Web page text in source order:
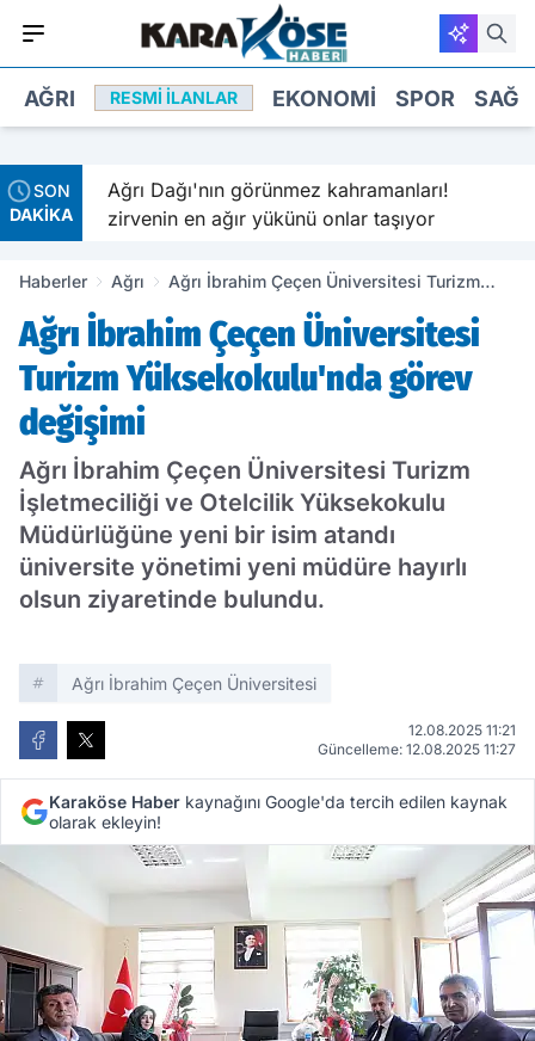
AĞRI RESMI İLANLAR EKONOMI SPOR
SON
DAKİKA
arada
Ağrı Dağı'nın görünmez kahramanları!
zirvenin en ağır yükünü onlar taşıyor
Haberler Ağrı
Ağrı İbrahim Çeçen Üniversitesi Turizm
Ağrı İbrahim Çeçen Üniversitesi
Turizm Yüksekokulu'nda görev
değişimi
Ağrı İbrahim Çeçen Üniversitesi Turizm
İşletmeciliği ve Otelcilik Yüksekokulu
Müdürlüğüne yeni bir isim atandı
üniversite yönetimi yeni müdüre hayırlı
olsun ziyaretinde bulundu.
Ağrı İbrahim Çeçen Üniversitesi
12.08.2025 11:21
Güncelleme: 12.08.2025 11:27
Karaköse Haber kaynağını Google'da tercih edilen kaynak
olarak ekleyin!